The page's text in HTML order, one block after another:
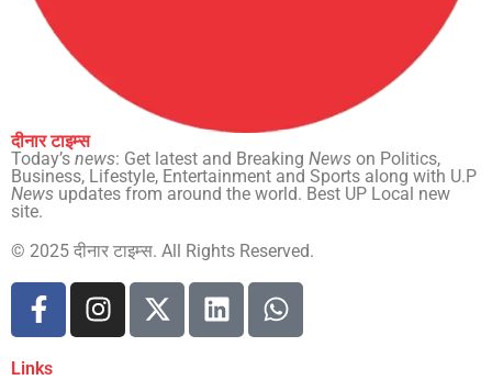
दीनार टाइम्स
Today’s news: Get latest and Breaking News on Politics,
Business, Lifestyle, Entertainment and Sports along with U.P
News updates from around the world. Best UP Local new
site.
© 2025 दीनार टाइम्स. All Rights Reserved.
Links